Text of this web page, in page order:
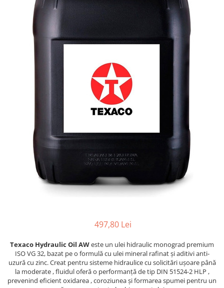
497,80 Lei
Texaco Hydraulic Oil AWeste un ulei hidraulic monograd premium
ISO VG 32, bazat pe o formulă cu ulei mineral rafinat și aditivi anti-
uzură cu zinc. Creat pentru sisteme hidraulice cu solicitări ușoare până
la moderate , fluidul oferă o performanță de tip DIN 51524-2 HLP ,
prevenind eficient oxidarea , coroziunea și formarea spumei pentru un